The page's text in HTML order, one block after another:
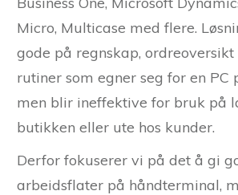
Micro, Multicase med flere.
gode på regnskap, ordreoversikt
rutiner som egner seg for en PC
men blir ineffektive for bruk på
butikken eller ute hos kunder.
Derfor fokuserer vi på det å gi
arbeidsflater på håndterminal,